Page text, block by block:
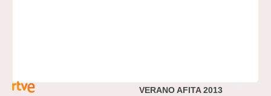
VERANO AFITA 2013